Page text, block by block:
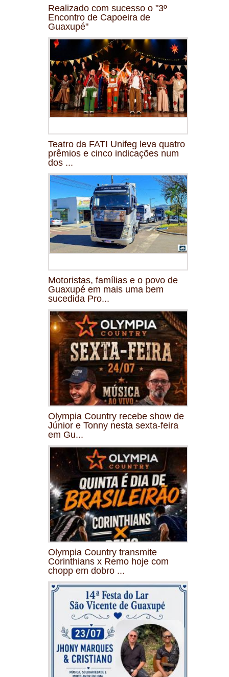
Realizado com sucesso o "3º
Encontro de Capoeira de
Guaxupé"
Teatro da FATI Unifeg leva quatro
prêmios e cinco indicações num
dos ...
Motoristas, famílias e o povo de
Guaxupé em mais uma bem
sucedida Pro...
Olympia Country recebe show de
Júnior e Tonny nesta sexta-feira
em Gu...
Olympia Country transmite
Corinthians x Remo hoje com
chopp em dobro ...